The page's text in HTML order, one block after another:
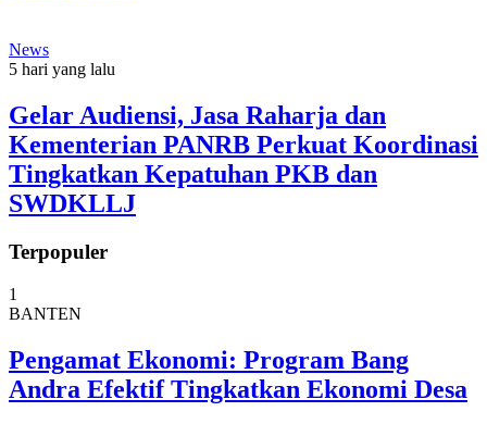
News
5 hari yang lalu
Gelar Audiensi, Jasa Raharja dan
Kementerian PANRB Perkuat Koordinasi
Tingkatkan Kepatuhan PKB dan
SWDKLLJ
Terpopuler
1
BANTEN
Pengamat Ekonomi: Program Bang
Andra Efektif Tingkatkan Ekonomi Desa